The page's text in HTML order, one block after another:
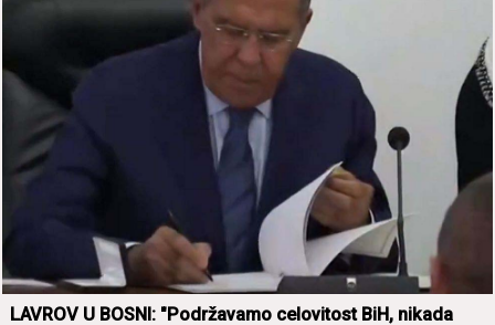
LAVROV U BOSNI: "Podržаvаmo celovitost BiH, nikаdа